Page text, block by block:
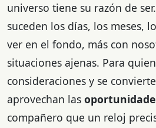
universo tiene su razón de
suceden los días, los meses,
ver en el fondo, más con
situaciones ajenas. Para
consideraciones y se
aprovechan las
compañero que un reloj